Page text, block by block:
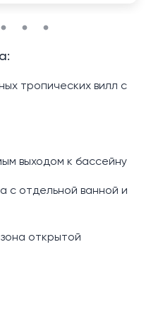
тропических вилл с
выходом к бассейну
с отдельной ванной и
открытой